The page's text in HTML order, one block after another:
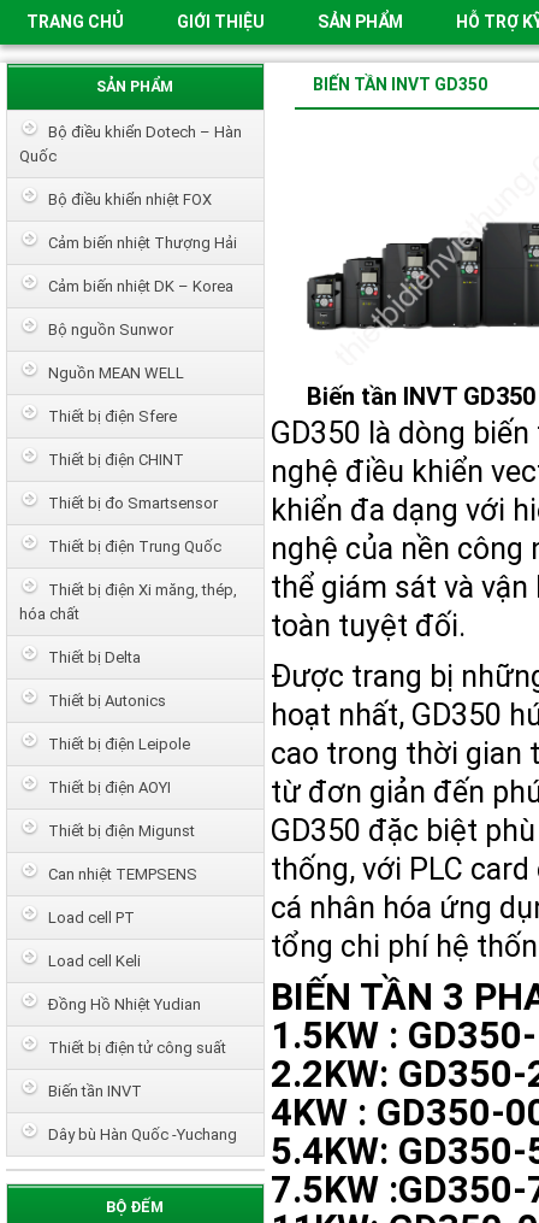
TRANG CHỦ GIỚI THIỆU SẢN PHẨM HỖ TRỢ
BIẾN TẦN INVT GD350
Biến tần INVT GD350
GD350 là dòng
nghệ điều khiển
khiển đa dạng với
nghệ của nền công
thể giám sát và
toàn tuyệt đối.
Được trang bị
hoạt nhất, GD350
cao trong thời gian
từ đơn giản đến
GD350 đặc biệt
thống, với PLC
cá nhân hóa ứng
tổng chi phı́ hệ
BIẾN TẦN 3
1.5KW :
2.2KW: GD350-
4KW : GD350-
5.4KW: GD350-
7.5KW :GD350-
SẢN PHẨM
Bộ điều khiển Dotech – Hàn
Quốc
Bộ điều khiển nhiệt FOX
Cảm biến nhiệt Thượng Hải
Cảm biến nhiệt DK – Korea
Bộ nguồn Sunwor
Nguồn MEAN WELL
Thiết bị điện Sfere
Thiết bị điện CHINT
Thiết bị đo Smartsensor
Thiết bị điện Trung Quốc
Thiết bị điện Xi măng, thép,
hóa chất
Thiết bị Delta
Thiết bị Autonics
Thiết bị điện Leipole
Thiết bị điện AOYI
Thiết bị điện Migunst
Can nhiệt TEMPSENS
Load cell PT
Load cell Keli
Đồng Hồ Nhiệt Yudian
Thiết bị điện tử công suất
Biến tần INVT
Dây bù Hàn Quốc -Yuchang
BỘ ĐẾM